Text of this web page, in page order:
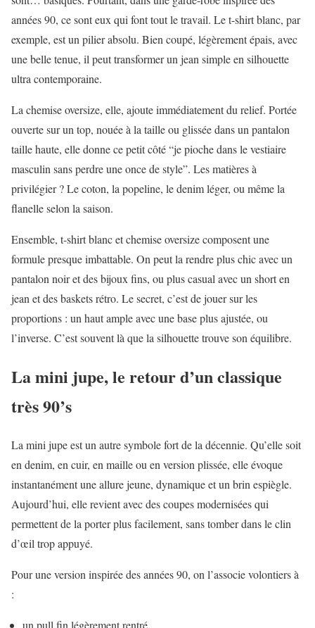
années 90, ce sont eux qui font tout le travail. Le t-shirt blanc, par
exemple, est un pilier absolu. Bien coupé, légèrement épais, avec
une belle tenue, il peut transformer un jean simple en silhouette
ultra contemporaine.
La chemise oversize, elle, ajoute immédiatement du relief. Portée
ouverte sur un top, nouée à la taille ou glissée dans un pantalon
taille haute, elle donne ce petit côté “je pioche dans le vestiaire
masculin sans perdre une once de style”. Les matières à
privilégier ? Le coton, la popeline, le denim léger, ou même la
flanelle selon la saison.
Ensemble, t-shirt blanc et chemise oversize composent une
formule presque imbattable. On peut la rendre plus chic avec un
pantalon noir et des bijoux fins, ou plus casual avec un short en
jean et des baskets rétro. Le secret, c’est de jouer sur les
proportions : un haut ample avec une base plus ajustée, ou
l’inverse. C’est souvent là que la silhouette trouve son équilibre.
La mini jupe, le retour d’un classique
très 90’s
La mini jupe est un autre symbole fort de la décennie. Qu’elle soit
en denim, en cuir, en maille ou en version plissée, elle évoque
instantanément une allure jeune, dynamique et un brin espiègle.
Aujourd’hui, elle revient avec des coupes modernisées qui
permettent de la porter plus facilement, sans tomber dans le clin
d’œil trop appuyé.
Pour une version inspirée des années 90, on l’associe volontiers à
:
un pull fin légèrement rentré